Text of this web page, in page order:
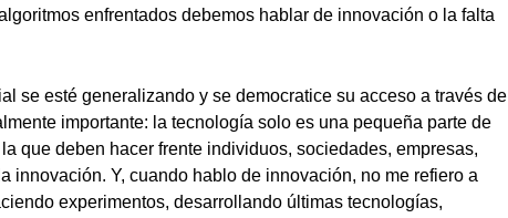
enfrentados debemos hablar de innovación o la falta
se esté generalizando y se democratice su acceso a través de
importante: la tecnología solo es una pequeña parte de
que deben hacer frente individuos, sociedades, empresas,
innovación. Y, cuando hablo de innovación, no me refiero a
experimentos, desarrollando últimas tecnologías,